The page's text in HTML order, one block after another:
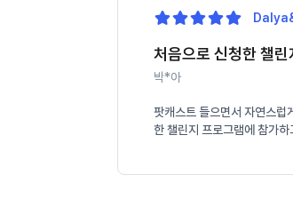
처음으로 신청한 챌린
박*아
팟캐스트 들으면서 자연스럽
한 챌린지 프로그램에 참가